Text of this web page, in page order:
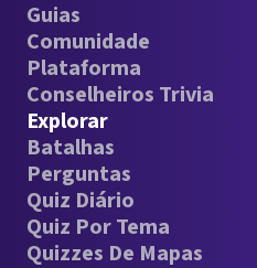
Guias
Comunidade
Plataforma
Conselheiros Trivia
Explorar
Batalhas
Perguntas
Quiz Diário
Quiz Por Tema
Quizzes De Mapas